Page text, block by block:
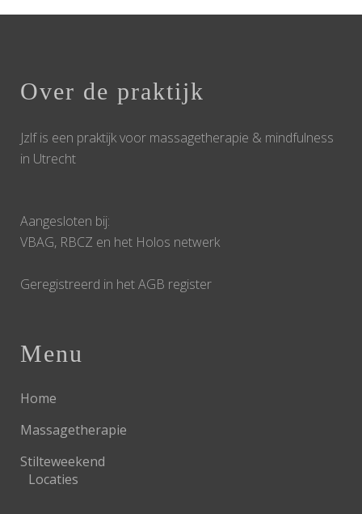
STUUR EEN MAIL OM JE AAN TE MELDEN
Over de praktijk
Jzlf is een praktijk voor massagetherapie & mindfulness
in Utrecht
Aangesloten bij:
VBAG, RBCZ en het Holos netwerk
Geregistreerd in het AGB register
Menu
Home
Massagetherapie
Stilteweekend
Locaties